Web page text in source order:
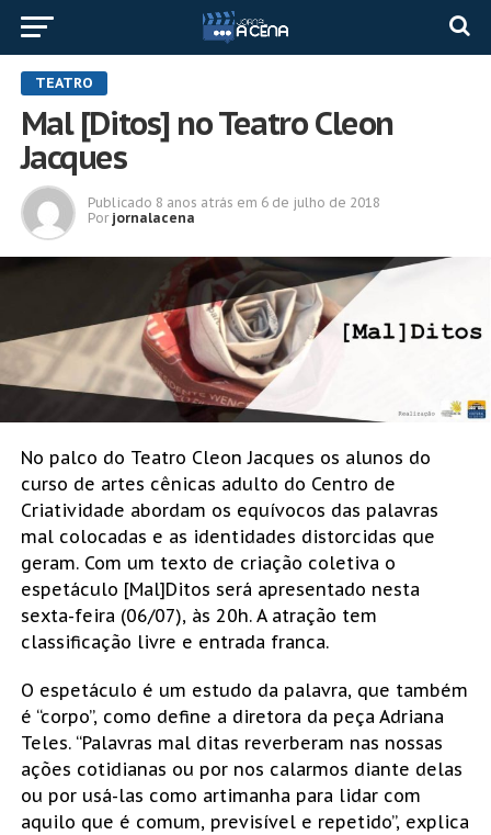
TEATRO
Mal [Ditos] no Teatro Cleon
Jacques
Publicado 8 anos atrás em 6 de julho de 2018
Por jornalacena
No palco do Teatro Cleon Jacques os alunos do
curso de artes cênicas adulto do Centro de
Criatividade abordam os equívocos das palavras
mal colocadas e as identidades distorcidas que
geram. Com um texto de criação coletiva o
espetáculo [Mal]Ditos será apresentado nesta
sexta-feira (06/07), às 20h. A atração tem
classificação livre e entrada franca.
O espetáculo é um estudo da palavra, que também
é “corpo”, como define a diretora da peça Adriana
Teles. “Palavras mal ditas reverberam nas nossas
ações cotidianas ou por nos calarmos diante delas
ou por usá-las como artimanha para lidar com
aquilo que é comum, previsível e repetido”, explica